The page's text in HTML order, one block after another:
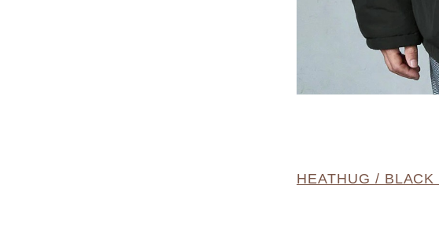
HEATHUG /